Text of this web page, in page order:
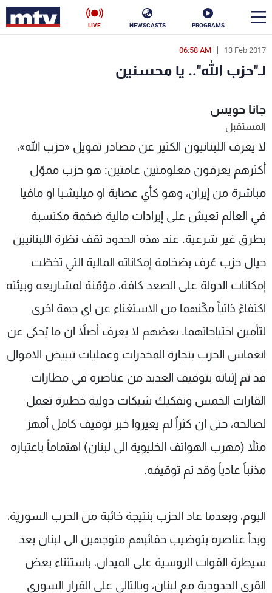
PROGRAMS
NEWSCASTS
LIVE
13 Feb 2017
06:58 AM
لـ"حزب الله".. يا محسنين
جانا حويس
المستقبل
لا يعرف اللبنانيون الكثير عن مصادر تمويل «حزب الله»،
أكثرهم يعرفون معلومتين عامتين: هو حزب مموّل
مباشرة من إيران، وهو كأي عصابة او ميليشيا او مافيا
في العالم تعيش على إيرادات مالية ضخمة مكتسبة
بطرق غير شرعية. عند هذه الحدود تقف نظرة اللبنانيين
حيال حزب عُرف بضخامة إمكاناته المالية التي تخطّت
إمكانات الدولة على الصعد كافة، مؤمّنة لمشاريعه وبيئته
اكتفاءً ذاتياً مكّنهما من الاستغناء عن اي جهة اخرى
لتأمين احتياجاتهما. بعضهم لا يعرف أصلاً ان ما يُحكى عن
انغماس الحزب بتجارة المخدرات وعمليات تبييض الاموال
قد تم إثباته بتوقيف العديد من عناصره في مطارات
القارات الخمس وتفكيك شبكات دولية خطيرة تعمل
لصالحه، حتى ان كثراً لم يعيروا خبر توقيف كامل أمهز
مثلاً (مهرب الهواتف الخليوية الى لبنان) اهتماماً باعتباره
مذنباً عادياً وقد تم توقيفه.
اليوم، وبعدما عاد الحزب بنتيجة خائبة من الحرب السورية،
وبدأ عناصره بتوضيب حقائبهم متوجهين الى لبنان بعد
سيطرة القوات الروسية على الميدان، باستثناء بعض
القرى الحدودية مع لبنان، وبالتالي على القرار السوري
en
الأخبار
سياسة
إقتصاد فن
منوعات رياضة
كأس العالم
جدول البرامج
شاهد البرامج
الترددات
الإنـتـاج
وظائف
تواصل معنا
سياسة الخصوصية